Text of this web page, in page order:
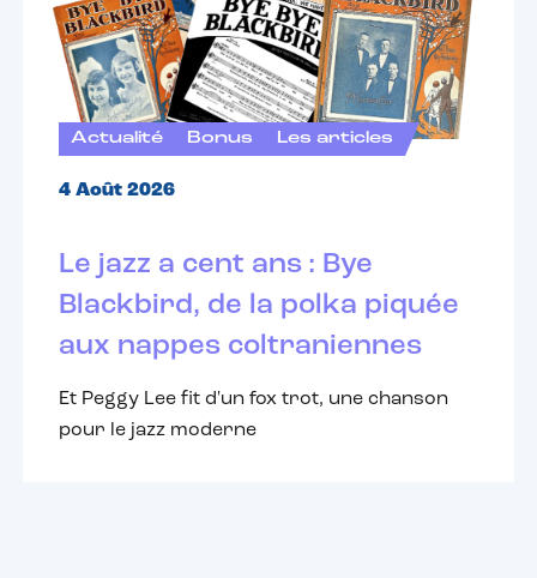
Actualité Bonus Les articles
4 Août 2026
Le jazz a cent ans : Bye
Blackbird, de la polka piquée
aux nappes coltraniennes
Et Peggy Lee fit d'un fox trot, une chanson
pour le jazz moderne